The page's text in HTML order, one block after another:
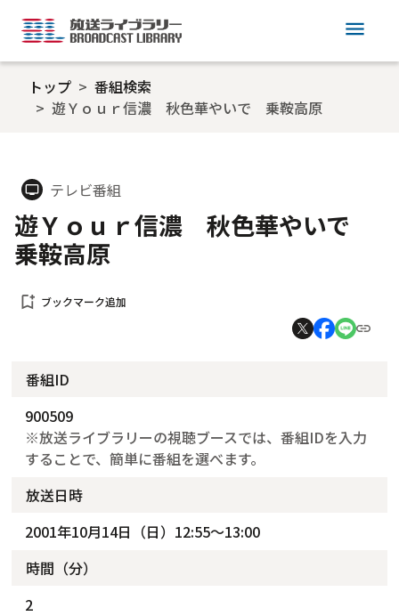
menu
トップ
番組検索
遊Ｙｏｕｒ信濃 秋色華やいで 乗鞍高原
tv テレビ番組
遊Ｙｏｕｒ信濃 秋色華やいで
乗鞍高原
bookmark_add ブックマーク追加
番組ID
900509
※放送ライブラリーの視聴ブースでは、番組IDを入力
することで、簡単に番組を選べます。
放送日時
2001年10月14日（日）12:55～13:00
時間（分）
2